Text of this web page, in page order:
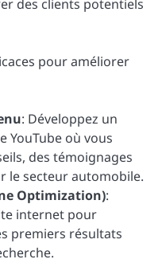
des clients potentiels
pour améliorer
: Développez un
YouTube où vous
des témoignages
le secteur automobile.
Optimization):
internet pour
premiers résultats